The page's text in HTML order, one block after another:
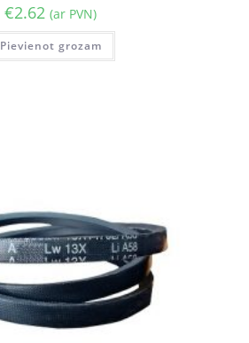
€2.62 (ar PVN)
Pievienot grozam